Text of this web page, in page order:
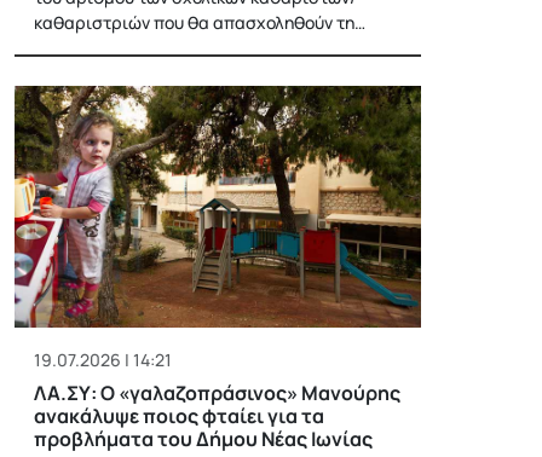
καθαριστριών που θα απασχοληθούν τη…
19.07.2026 | 14:21
ΛΑ.ΣΥ: Ο «γαλαζοπράσινος» Μανούρης
ανακάλυψε ποιος φταίει για τα
προβλήματα του Δήμου Νέας Ιωνίας